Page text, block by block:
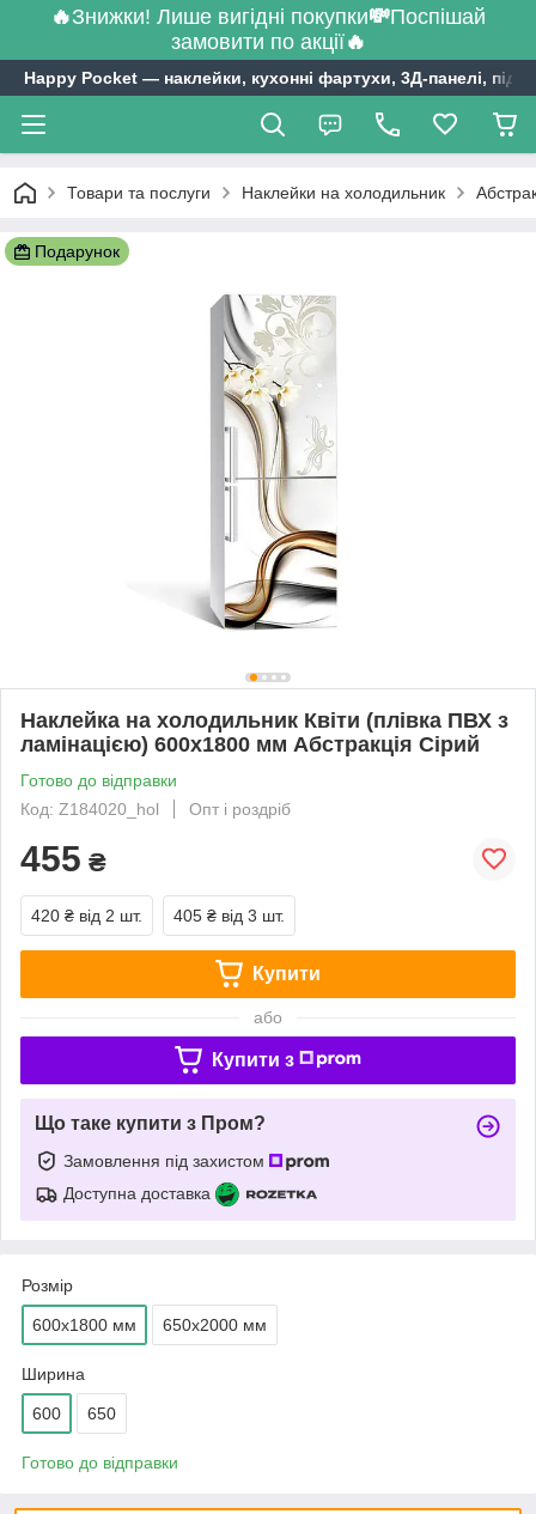
🔥Знижки! Лише вигідні покупки💸Поспішай
замовити по акції🔥
Happy Pocket ― наклейки, кухонні фартухи, 3Д-панелі,
Товари та послуги Наклейки на холодильник
Подарунок
Наклейка на холодильник Квіти (плівка ПВХ з
ламінацією) 600х1800 мм Абстракція Сірий
Готово до відправки
Код: Z184020_hol
Опт і роздріб
455 ₴
420 ₴ від 2 шт. 405 ₴ від 3 шт.
Купити
або
Купити з
Що таке купити з Пром?
Замовлення під захистом
Доступна доставка
Розмір
600х1800 мм 650х2000 мм
Ширина
600 650
Готово до відправки